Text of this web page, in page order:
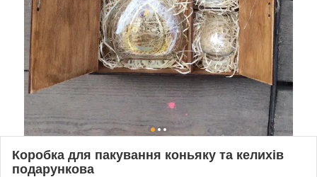
Коробка для пакування коньяку та келихів
подарункова